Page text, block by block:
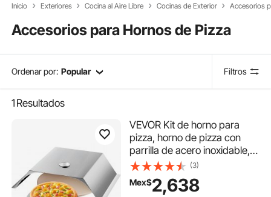
Inicio Exteriores Cocina al Aire Libre Cocinas de Exterior Accesorios
Accesorios para Hornos de Pizza
Ordenar por: Popular Filtros
1 Resultados
VEVOR Kit de horno para
pizza, horno de pizza con
parrilla de acero inoxidable,
kit para hacer pizza para la
mayoría de parrillas de
carbón de 22 pulgadas, kit
(3)
Mex$2,638